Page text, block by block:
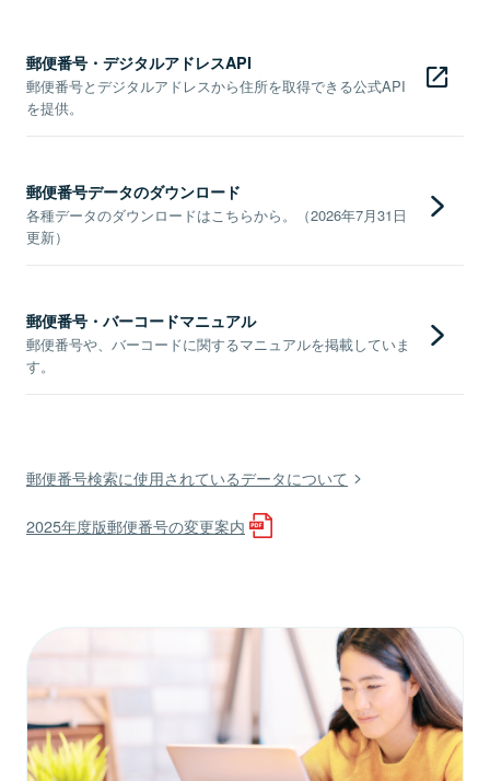
郵便番号・デジタルアドレスAPI
郵便番号とデジタルアドレスから住所を取得できる公式API
を提供。
郵便番号データのダウンロード
各種データのダウンロードはこちらから。（2026年7月31日
更新）
郵便番号・バーコードマニュアル
郵便番号や、バーコードに関するマニュアルを掲載していま
す。
郵便番号検索に使用されているデータについて
2025年度版郵便番号の変更案内